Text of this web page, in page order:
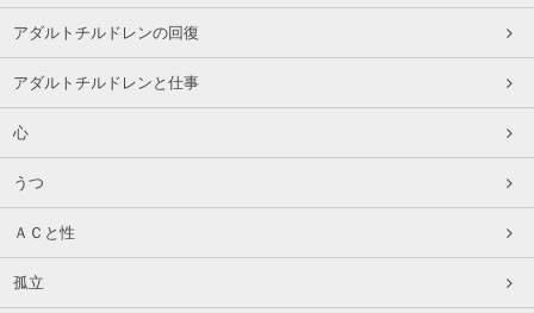
アダルトチルドレンの回復
アダルトチルドレンと仕事
心
うつ
ＡＣと性
孤立